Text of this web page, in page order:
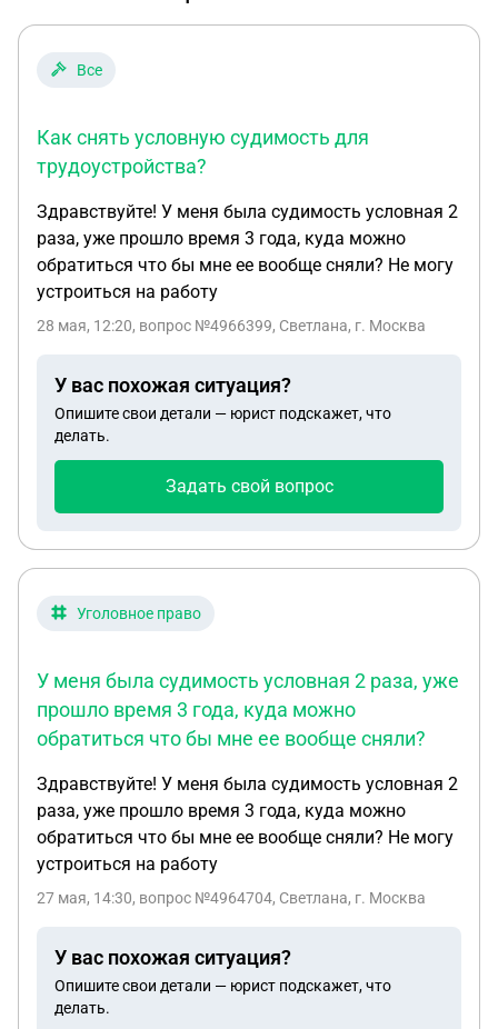
Все
Как снять условную судимость для
трудоустройства?
Здравствуйте! У меня была судимость условная 2
раза, уже прошло время 3 года, куда можно
обратиться что бы мне ее вообще сняли? Не могу
устроиться на работу
28 мая, 12:20, вопрос №4966399, Светлана, г. Москва
У вас похожая ситуация?
Опишите свои детали — юрист подскажет, что
делать.
Задать свой вопрос
Уголовное право
У меня была судимость условная 2 раза, уже
прошло время 3 года, куда можно
обратиться что бы мне ее вообще сняли?
Здравствуйте! У меня была судимость условная 2
раза, уже прошло время 3 года, куда можно
обратиться что бы мне ее вообще сняли? Не могу
устроиться на работу
27 мая, 14:30, вопрос №4964704, Светлана, г. Москва
У вас похожая ситуация?
Опишите свои детали — юрист подскажет, что
делать.